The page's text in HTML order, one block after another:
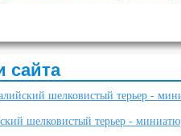
сайта
шелковистый терьер -
шелковистый терьер -